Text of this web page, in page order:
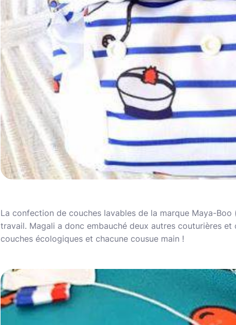
La confection de couches lavables de la marque Maya-
travail. Magali a donc embauché deux autres couturières et
couches écologiques et chacune cousue main !